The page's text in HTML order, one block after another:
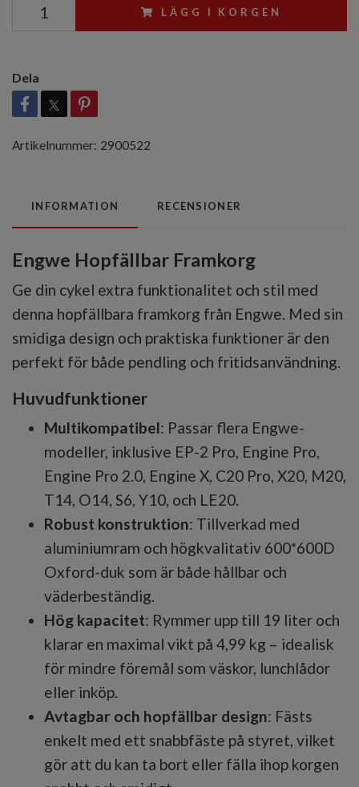
LÄGG I KORGEN
Dela
Artikelnummer: 2900522
INFORMATION RECENSIONER
Engwe Hopfällbar Framkorg
Ge din cykel extra funktionalitet och stil med
denna hopfällbara framkorg från Engwe. Med sin
smidiga design och praktiska funktioner är den
perfekt för både pendling och fritidsanvändning.
Huvudfunktioner
Multikompatibel: Passar flera Engwe-
modeller, inklusive EP-2 Pro, Engine Pro,
Engine Pro 2.0, Engine X, C20 Pro, X20, M20,
T14, O14, S6, Y10, och LE20.
Robust konstruktion: Tillverkad med
aluminiumram och högkvalitativ 600*600D
Oxford-duk som är både hållbar och
väderbeständig.
Hög kapacitet: Rymmer upp till 19 liter och
klarar en maximal vikt på 4,99 kg – idealisk
för mindre föremål som väskor, lunchlådor
eller inköp.
Avtagbar och hopfällbar design: Fästs
enkelt med ett snabbfäste på styret, vilket
gör att du kan ta bort eller fälla ihop korgen